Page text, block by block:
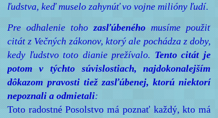
ľudstva, keď muselo zahynúť vo vojne milióny ľudí.
Pre odhalenie tohozasľúbeného musíme použiť
citát z Večných zákonov, ktorý ale pochádza z doby,
kedy ľudstvo toto dianie prežívalo. Tento citát je
potom v týchto súvislostiach, najdokonalejším
dôkazom pravosti tiež zasľúbenej, ktorú niektorí
nepoznali a odmietali:
Toto radostné Posolstvo má poznať každý, kto má